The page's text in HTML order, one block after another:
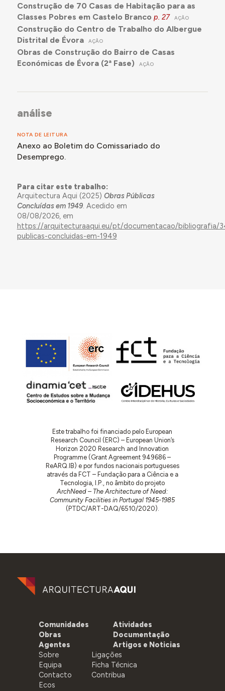
Construção de 70 Casas de Habitação para as
Classes Pobres em Castelo Branco p. 27 AÇÃO
Construção do Centro de Trabalho do Albergue
Distrital de Évora
AÇÃO
Obras de Construção do Bairro de Casas
Económicas de Évora (2ª Fase)
AÇÃO
análise
NOTA DE LEITURA
Anexo ao Boletim do Comissariado do
Desemprego.
Para citar este trabalho:
Arquitectura Aqui (2025) Obras Públicas
Concluídas em 1949. Acedido em
08/08/2026, em
https://arquitecturaaqui.eu/pt/documentacao/bibliografia/
publicas-concluidas-em-1949
Este trabalho foi financiado pelo European
Research Council (ERC) – European Union’s
Horizon 2020 Research and Innovation
Programme (Grant Agreement 949686 –
ReARQ.IB) e por fundos nacionais portugueses
através da FCT – Fundação para a Ciência e a
Tecnologia, I.P., no âmbito do projeto
ArchNeed – The Architecture of Need:
Community Facilities in Portugal 1945-1985
(PTDC/ART-DAQ/6510/2020).
Comunidades
Obras
Agentes
Atividades
Documentação
Artigos e Noticias
Sobre
Equipa
Contacto
Ecos
Ligações
Ficha Técnica
Contribua